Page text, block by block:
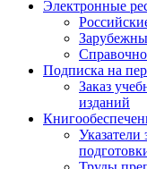
Электронные
Подписка на
Заказ
изданий
Указатели